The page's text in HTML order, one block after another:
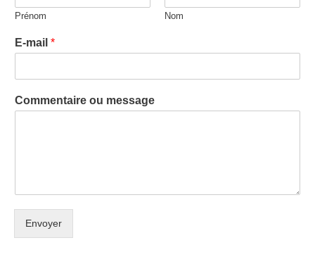
Prénom Nom
E-mail *
Commentaire ou message
Envoyer